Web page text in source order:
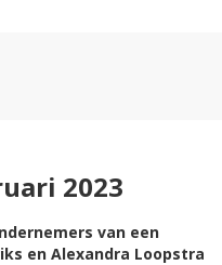
2023
van een
en Alexandra Loopstra